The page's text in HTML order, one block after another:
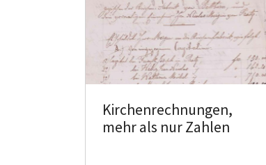
Kirchenrechnungen,
mehr als nur Zahlen